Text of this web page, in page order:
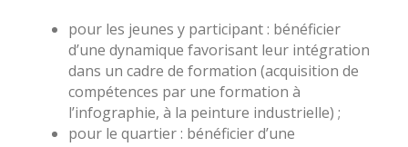
pour les jeunes y participant : bénéficier
d’une dynamique favorisant leur intégration
dans un cadre de formation (acquisition de
compétences par une formation à
l’infographie, à la peinture industrielle) ;
pour le quartier : bénéficier d’une